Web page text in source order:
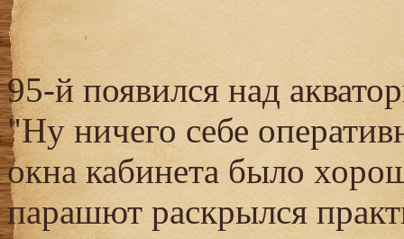
95-й появился над
"Ну ничего себе
окна кабинета было
парашют раскрылся